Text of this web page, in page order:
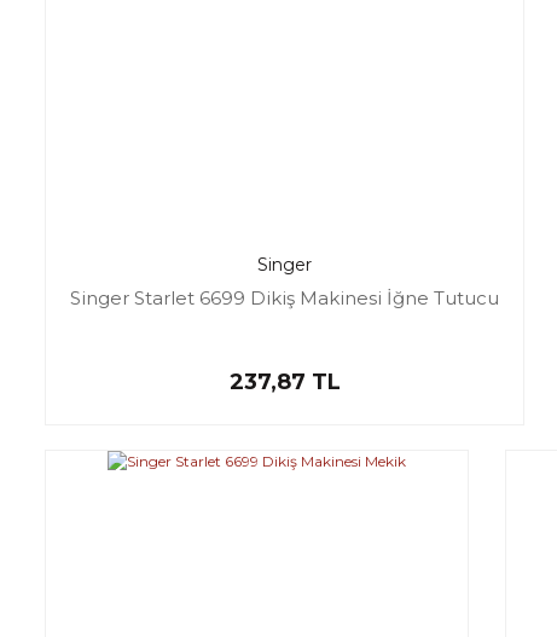
Singer
Singer Starlet 6699 Dikiş Makinesi İğne Tutucu
237,87 TL